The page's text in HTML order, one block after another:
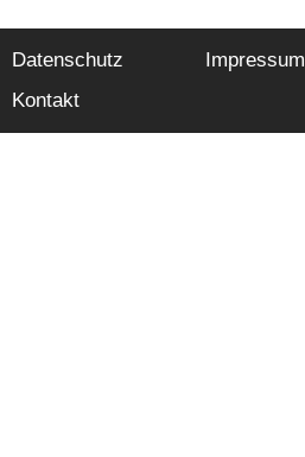
Datenschutz
Impressum
Kontakt